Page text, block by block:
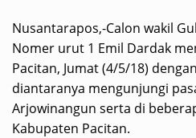
Nusantarapos,-Calon wakil
Nomer urut 1 Emil Dardak
Pacitan, Jumat (4/5/18)
diantaranya mengunjungi
Arjowinangun serta di
Kabupaten Pacitan.